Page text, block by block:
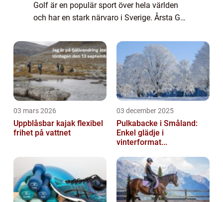
Golf är en populär sport över hela världen
och har en stark närvaro i Sverige. Årsta Golf
erbjuder en unik golfupplevelse fö...
03 mars 2026
Uppblåsbar kajak flexibel
frihet på vattnet
03 december 2025
Pulkabacke i Småland:
Enkel glädje i
vinterformat...